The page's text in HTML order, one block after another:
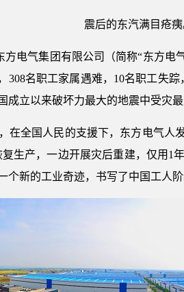
震后的东汽满目疮痍
方电气集团有限公司（简称“东方
308名职工家属遇难，10名职工失
立以来破坏力最大的地震中受灾最
在全国人民的支援下，东方电气人
生产，一边开展灾后重建，仅用1
新的工业奇迹，书写了中国工人阶